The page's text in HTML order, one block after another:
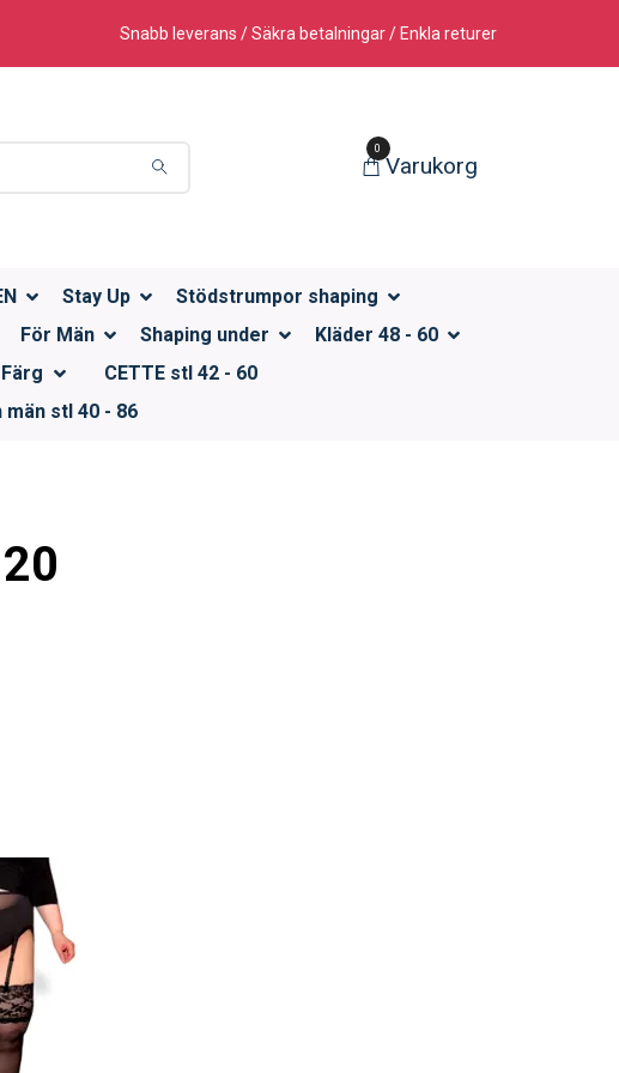
Snabb leverans / Säkra betalningar / Enkla returer
0
Varukorg
Stay Up
Stödstrumpor shaping
För Män Shaping under
Kläder 48 - 60
Färg
CETTE stl 42 - 60
stl 40 - 86